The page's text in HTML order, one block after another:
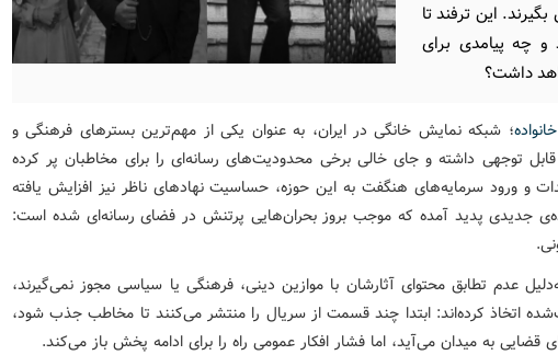
این ترفند تا
و چه پیامدی برای
داشت؟
؛ شبکه نمایش خانگی در ایران، به عنوان یکی از مهم‌ترین بسترهای فرهنگی و
توجهی داشته و جای خالی برخی محدودیت‌های رسانه‌ای را برای مخاطبان پر کرده
و ورود سرمایه‌های هنگفت به این حوزه، حساسیت نهادهای ناظر نیز افزایش یافته
جدیدی پدید آمده که موجب بروز بحران‌هایی پرتنش در فضای رسانه‌ای شده است:
عدم تطابق محتوای آثارشان با موازین دینی، فرهنگی یا سیاسی مجوز نمی‌گیرند،
اتخاذ کرده‌اند: ابتدا چند قسمت از سریال را منتشر می‌کنند تا مخاطب جذب شود،
به میدان می‌آید، اما فشار افکار عمومی راه را برای ادامه‌ پخش باز می‌کند.